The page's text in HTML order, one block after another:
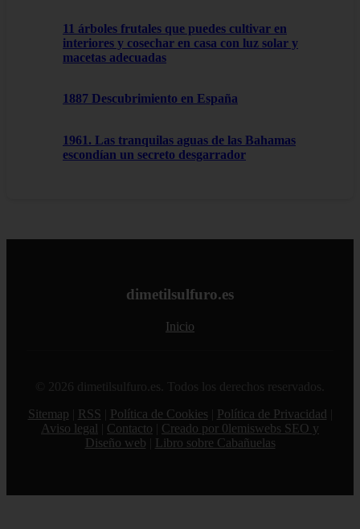
11 árboles frutales que puedes cultivar en
interiores y cosechar en casa con luz solar y
macetas adecuadas
1887 Descubrimiento en España
1961. Las tranquilas aguas de las Bahamas
escondían un secreto desgarrador
dimetilsulfuro.es
Inicio
© 2026 dimetilsulfuro.es. Todos los derechos reservados.
Sitemap
RSS Política de Cookies Política de Privacidad
Aviso legal
Contacto
Creado por 0lemiswebs SEO y
Diseño web
Libro sobre Cabañuelas